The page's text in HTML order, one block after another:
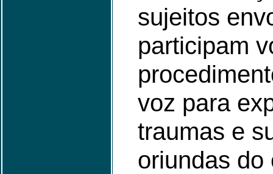
sujeitos
participam
voz para
traumas e
oriundas do